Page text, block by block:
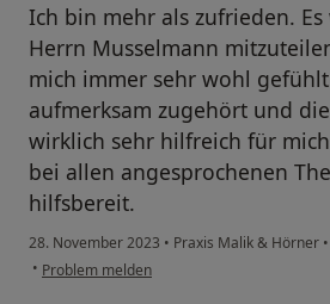
Ich bin mehr als zufrieden.
Herrn Musselmann
mich immer sehr wohl
aufmerksam zugehört und
wirklich sehr hilfreich für
bei allen angesprochenen
hilfsbereit.
28. November 2023 • Praxis Malik & Hörner •
• Problem melden